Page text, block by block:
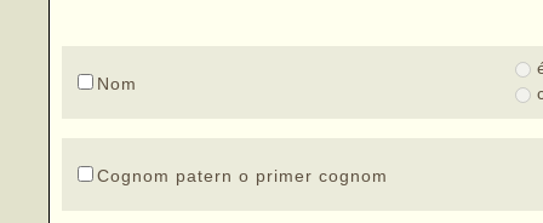
Nom
Cognom patern o primer cognom